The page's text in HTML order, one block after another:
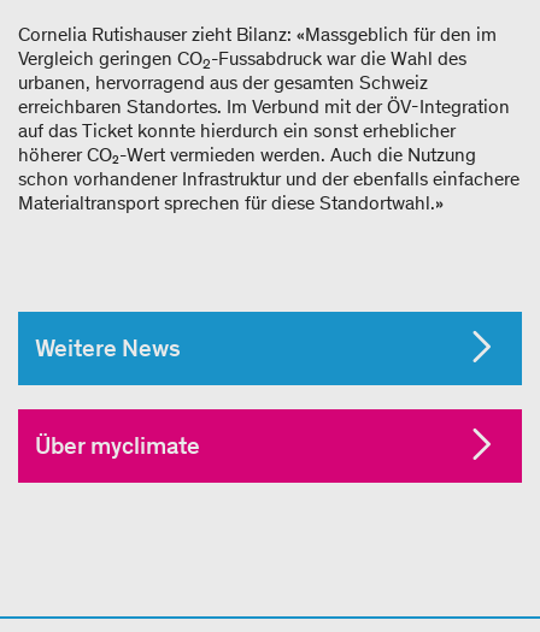
Cornelia Rutishauser zieht Bilanz: «Massgeblich für den im
Vergleich geringen CO2-Fussabdruck war die Wahl des
urbanen, hervorragend aus der gesamten Schweiz
erreichbaren Standortes. Im Verbund mit der ÖV-Integration
auf das Ticket konnte hierdurch ein sonst erheblicher
höherer CO₂-Wert vermieden werden. Auch die Nutzung
schon vorhandener Infrastruktur und der ebenfalls einfachere
Materialtransport sprechen für diese Standortwahl.»
Weitere News
Über myclimate